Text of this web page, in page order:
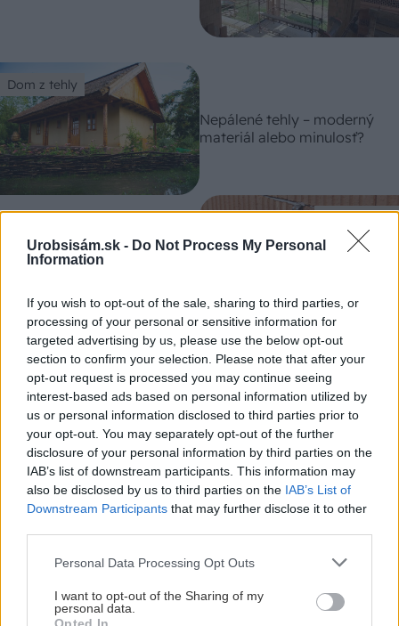
Urobsisám.sk - Do Not Process My Personal
Information
If you wish to opt-out of the sale, sharing to third parties, or
processing of your personal or sensitive information for
targeted advertising by us, please use the below opt-out
section to confirm your selection. Please note that after your
opt-out request is processed you may continue seeing
interest-based ads based on personal information utilized by
us or personal information disclosed to third parties prior to
your opt-out. You may separately opt-out of the further
disclosure of your personal information by third parties on the
IAB’s list of downstream participants. This information may
also be disclosed by us to third parties on the IAB’s List of
Downstream Participants that may further disclose it to other
Please note that this website/app uses one or more Google
not limited to your visit or usage behaviour. You may click to
grant or deny consent to Google and its third-party tags to
Personal Data Processing Opt Outs
I want to opt-out of the Sharing of my
personal data.
Dom z tehly
Nepálené tehly – moderný
materiál alebo minulosť?
Dom z tehly
pri spájaní murovaných
stien
Dom z tehly
Vymrznutie stavby – je
alebo nie je potrebné?
prác? Zisťovali sme za vás